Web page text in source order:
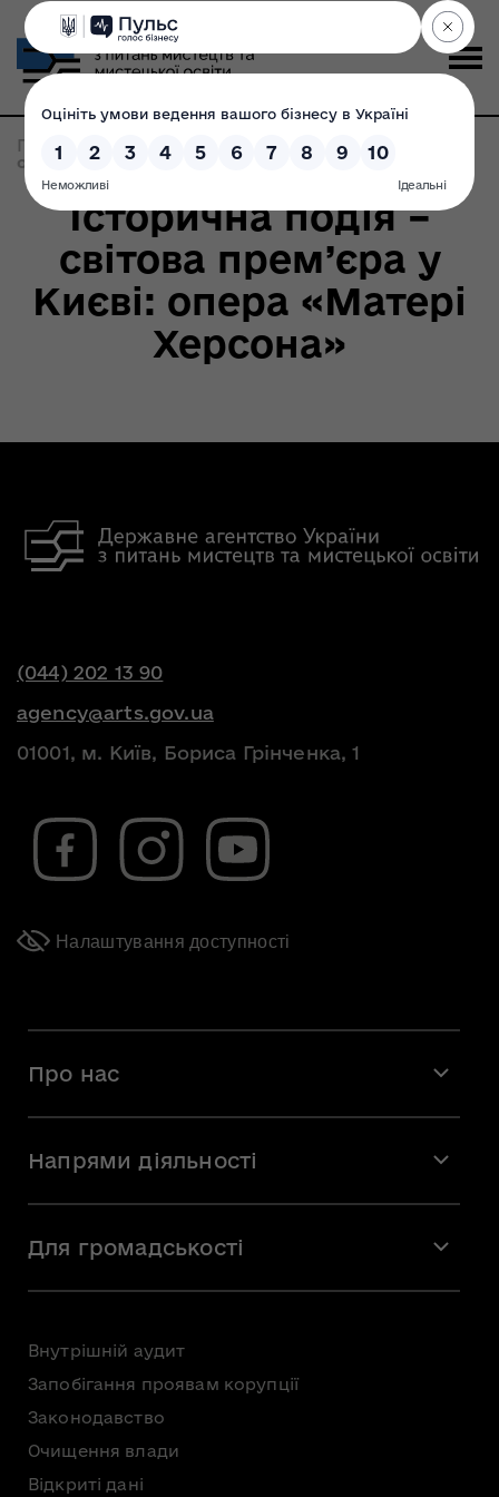
Головна Записи по метке:
The Metropolitan
opera
Історична подія –
світова прем’єра у
Києві: опера «Матері
Херсона»
(044) 202 13 90
agency@arts.gov.ua
01001, м. Київ, Бориса Грінченка, 1
Налаштування доступності
Про нас
Команда
Вакансії
Напрями діяльності
Мистецька освіта
Для громадськості
Громадська рада
Консультації з громадськістю
Доступ до публічної інформації
Безоплатна первинна правнича допомога
Внутрішній аудит
Запобігання проявам корупції
Законодавство
Очищення влади
Відкриті дані